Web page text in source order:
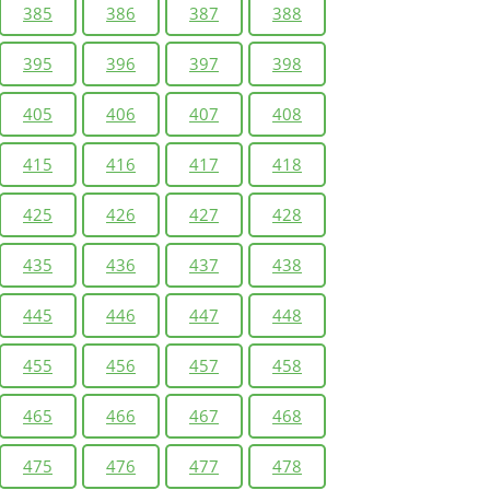
385 386 387 388
395 396 397 398
405 406 407 408
415 416 417 418
425 426 427 428
435 436 437 438
445 446 447 448
455 456 457 458
465 466 467 468
475 476 477 478